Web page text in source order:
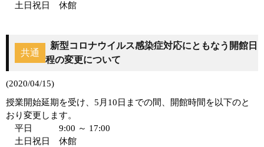
土日祝日 休館
共通
新型コロナウイルス感染症対応にともなう開館日
程の変更について
(2020/04/15)
授業開始延期を受け、5月10日までの間、開館時間を以下のと
おり変更します。
平日 9:00 ～ 17:00
土日祝日 休館